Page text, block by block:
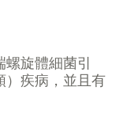
旋體細菌引
）疾病，並且有